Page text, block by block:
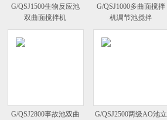
G/QSJ1500生物反应池
双曲面搅拌机
G/QSJ1000多曲面搅拌
机调节池搅拌
G/QSJ2800事故池双曲
G/QSJ2500两级AO池立